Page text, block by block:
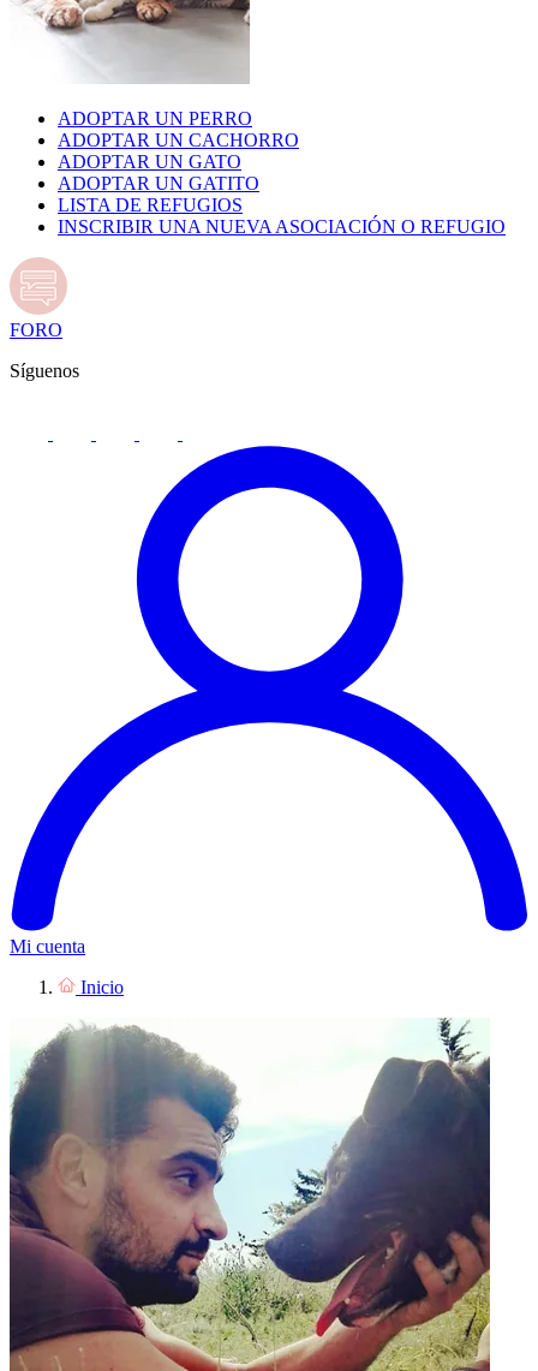
ADOPTAR UN PERRO
ADOPTAR UN CACHORRO
ADOPTAR UN GATO
ADOPTAR UN GATITO
LISTA DE REFUGIOS
INSCRIBIR UNA NUEVA ASOCIACIÓN O REFUGIO
FORO
Síguenos
Mi cuenta
Inicio